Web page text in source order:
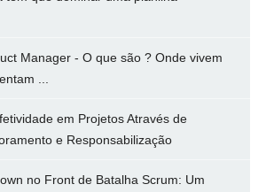
Manager - O que são ? Onde vivem
...
em Projetos Através de
e Responsabilização
no Front de Batalha Scrum: Um